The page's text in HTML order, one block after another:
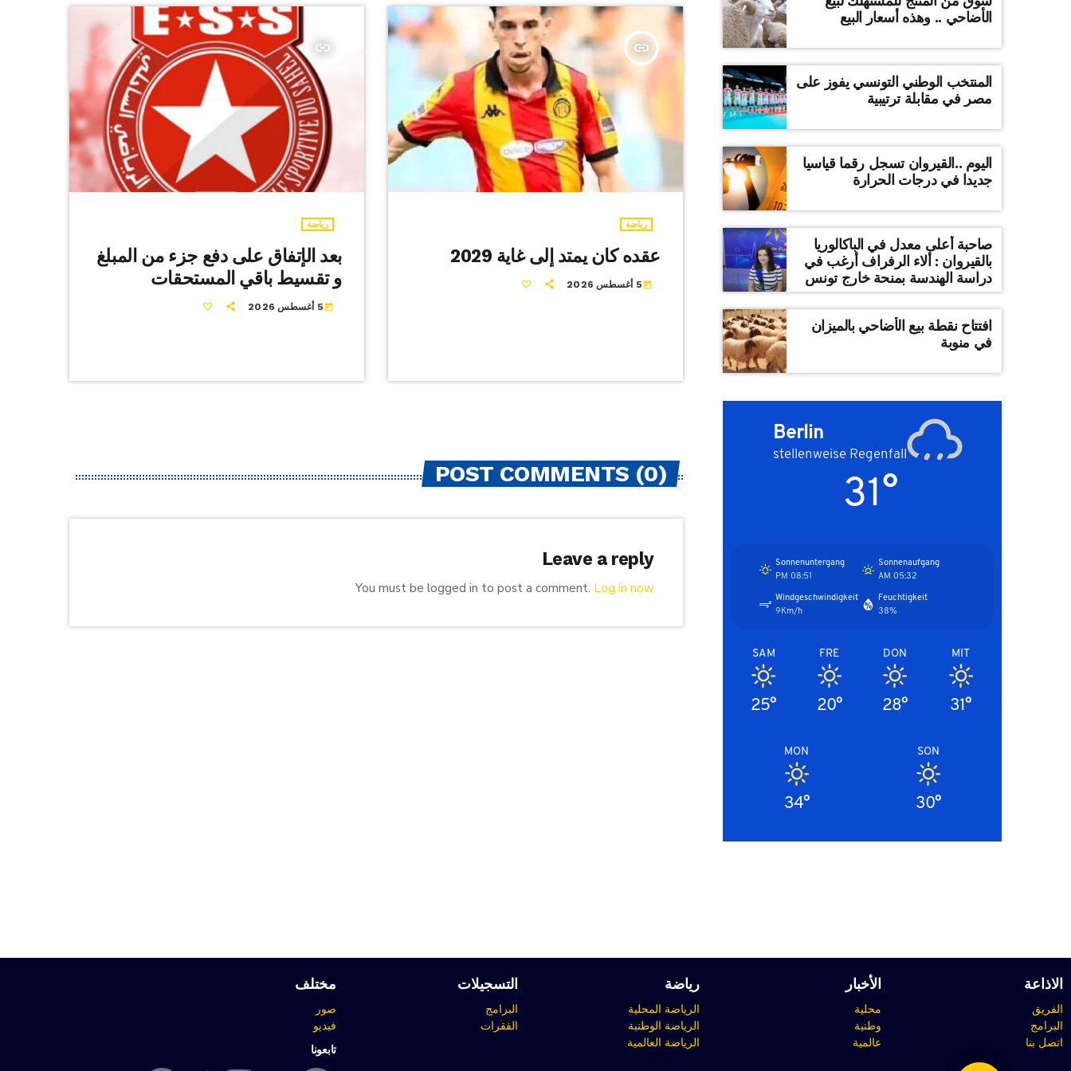
insert_link
رياضة
بعد الإتفاق على دفع جزء من المبلغ
و تقسيط باقي المستحقات
today5 أغسطس 2026
insert_link
رياضة
عقده كان يمتد إلى غاية 2029
today5 أغسطس 2026
POST COMMENTS (0)
Leave a reply
You must be logged in to post a comment. Log in now
الأضاحي .. وهذه أسعار البيع
المنتخب الوطني التونسي يفوز على
مصر في مقابلة ترتيبية
اليوم ..القيروان تسجل رقما قياسيا
جديدا في درجات الحرارة
صاحبة أعلى معدل في الباكالوريا
بالقيروان : ألاء الرفراف أرغب في
دراسة الهندسة بمنحة خارج تونس
افتتاح نقطة بيع الأضاحي بالميزان
في منوبة
Berlin
stellenweise Regenfall
31°
Sonnenaufgang
05:32 AM
Sonnenuntergang
08:51 PM
Feuchtigkeit
38%
Windgeschwindigkeit
9Km/h
MIT
31°
DON
28°
FRE
20°
SAM
25°
SON
30°
MON
34°
الاذاعة
الفريق
البرامج
اتصل بنا
الأخبار
محلية
وطنية
عالمية
رياضة
الرياضة المحلية
الرياضة الوطنية
الرياضة العالمية
التسجيلات
البرامج
الفقرات
مختلف
صور
فيديو
تابعونا